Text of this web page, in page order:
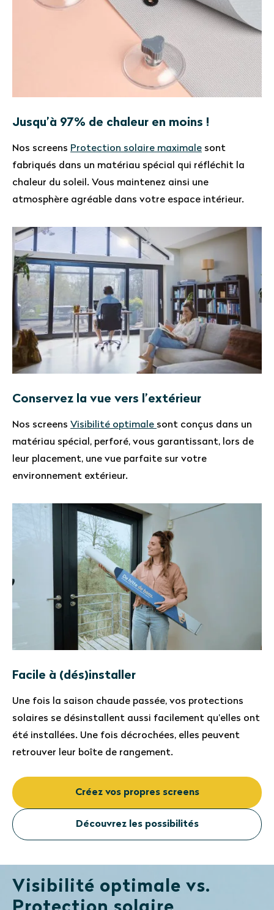
Jusqu’à 97% de chaleur en moins !
Nos screens Protection solaire maximale sont
fabriqués dans un matériau spécial qui réfléchit la
chaleur du soleil. Vous maintenez ainsi une
atmosphère agréable dans votre espace intérieur.
Conservez la vue vers l’extérieur
Nos screens Visibilité optimale sont conçus dans un
matériau spécial, perforé, vous garantissant, lors de
leur placement, une vue parfaite sur votre
environnement extérieur.
Facile à (dés)installer
Une fois la saison chaude passée, vos protections
solaires se désinstallent aussi facilement qu’elles ont
été installées. Une fois décrochées, elles peuvent
retrouver leur boîte de rangement.
Créez vos propres screens
Découvrez les possibilités
Visibilité optimale vs.